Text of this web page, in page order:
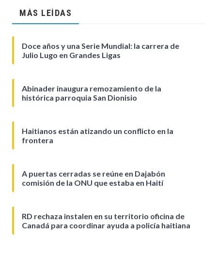
MÁS LEÍDAS
Doce años y una Serie Mundial: la carrera de
Julio Lugo en Grandes Ligas
Abinader inaugura remozamiento de la
histórica parroquia San Dionisio
Haitianos están atizando un conflicto en la
frontera
A puertas cerradas se reúne en Dajabón
comisión de la ONU que estaba en Haití
RD rechaza instalen en su territorio oficina de
Canadá para coordinar ayuda a policía haitiana